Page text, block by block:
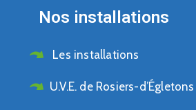
Nos installations
Les installations
U.V.E. de Rosiers-d’Égletons